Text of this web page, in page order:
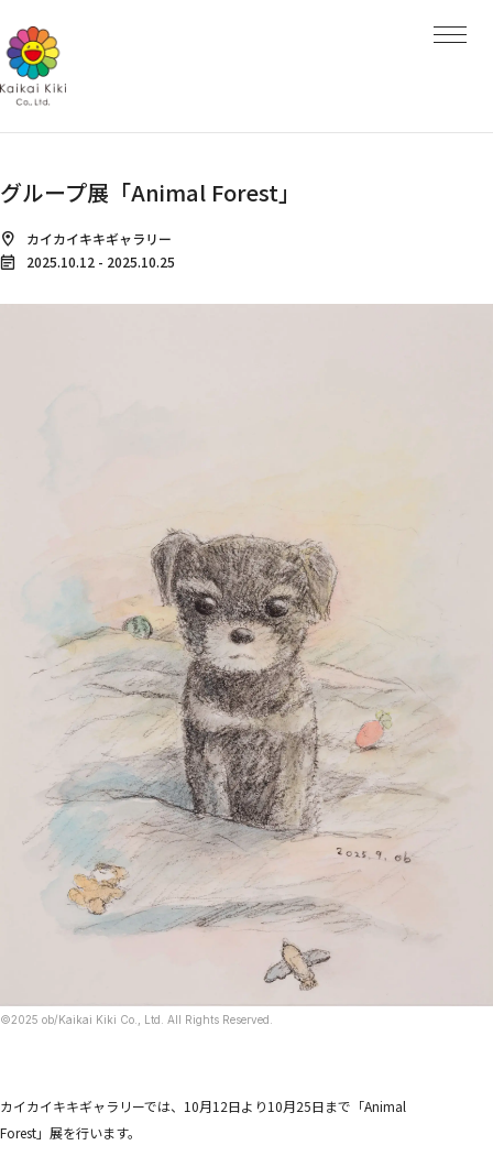
グループ展「Animal Forest」
カイカイキキギャラリー
2025.10.12 - 2025.10.25
©2025 ob/Kaikai Kiki Co., Ltd. All Rights Reserved.
カイカイキキギャラリーでは、10月12日より10月25日まで「Animal
Forest」展を行います。
NEWS
ARTISTS
ARTISTS TOP
AYA TAKANO
くらやえみ
Mr.
ナカザワショーコ
朋弓
村上 隆
囍鵲亭（キジャクテイ）
Kaikai Kiki CARD STATION
FILM
めめめのくらげ
EVENTS
Kaikai Kiki カードフェスタ
DIGITAL
Murakami.Flowers
FLOWER GO WALK
Tonari no Zingaro Online
KaikaiKiki Marketplace
カイカイキキふるさと納税
TRADING CARD
Murakami.Flowers Collectible Trading Card
村上隆 もののけ 京都 Collectible Trading Card
COMPANY